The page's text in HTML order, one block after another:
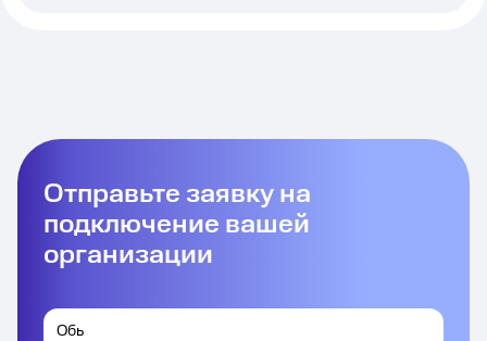
Отправьте заявку на
подключение вашей
организации